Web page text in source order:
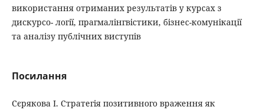
використання отриманих результатів у курсах з
дискурсо- логії, прагмалінгвістики, бізнес-комунікації
та аналізу публічних виступів
Посилання
Сєрякова І. Стратегія позитивного враження як